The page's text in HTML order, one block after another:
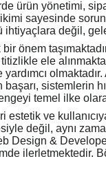
ürün yönetimi,
sayesinde
değil,
önem
ele
sistemlerin
temel ilke
ve
değil, aynı
Design &
ilerletmektedir.